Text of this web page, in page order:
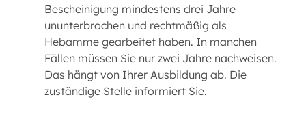
Bescheinigung mindestens drei Jahre
ununterbrochen und rechtmäßig als
Hebamme gearbeitet haben. In manchen
Fällen müssen Sie nur zwei Jahre nachweisen.
Das hängt von Ihrer Ausbildung ab. Die
zuständige Stelle informiert Sie.